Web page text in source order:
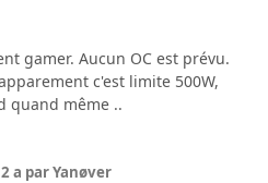
gamer. Aucun OC est prévu.
c'est limite 500W,
quand même ..
a par Yanøver